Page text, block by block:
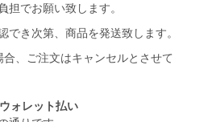
でお願い致します。
き次第、商品を発送致します。
、ご注文はキャンセルとさせて
ォレット払い